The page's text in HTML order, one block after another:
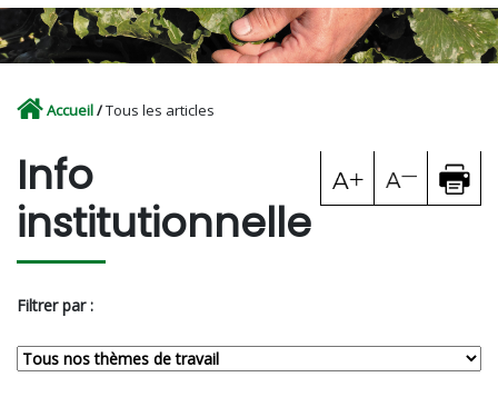
Accueil/Tous les articles
Info
institutionnelle
Filtrer par :